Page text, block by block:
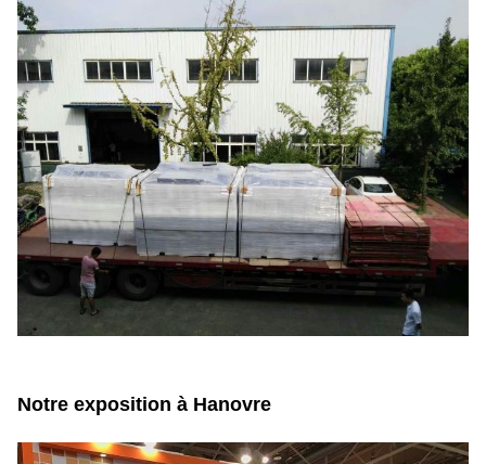
Notre exposition à Hanovre